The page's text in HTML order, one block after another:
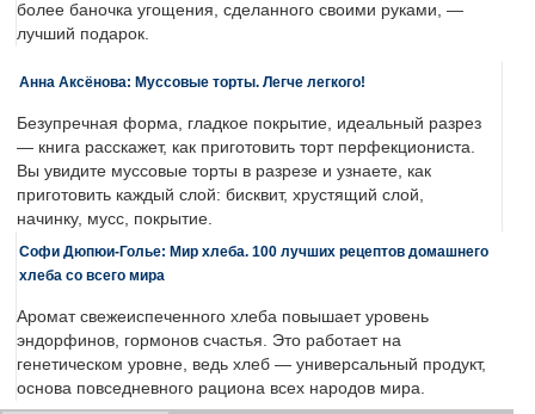
более баночка угощения, сделанного своими руками, —
лучший подарок.
Анна Аксёнова: Муссовые торты. Легче легкого!
Безупречная форма, гладкое покрытие, идеальный разрез
— книга расскажет, как приготовить торт перфекциониста.
Вы увидите муссовые торты в разрезе и узнаете, как
приготовить каждый слой: бисквит, хрустящий слой,
начинку, мусс, покрытие.
Софи Дюпюи-Голье: Мир хлеба. 100 лучших рецептов домашнего
хлеба со всего мира
Аромат свежеиспеченного хлеба повышает уровень
эндорфинов, гормонов счастья. Это работает на
генетическом уровне, ведь хлеб — универсальный продукт,
основа повседневного рациона всех народов мира.